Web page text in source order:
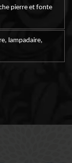
pierre et fonte
lampadaire,